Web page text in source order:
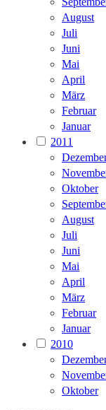
August
Juli
Juni
Mai
April
März
Februar
Januar
2011
Oktober
August
Juli
Juni
Mai
April
März
Februar
Januar
2010
Oktober